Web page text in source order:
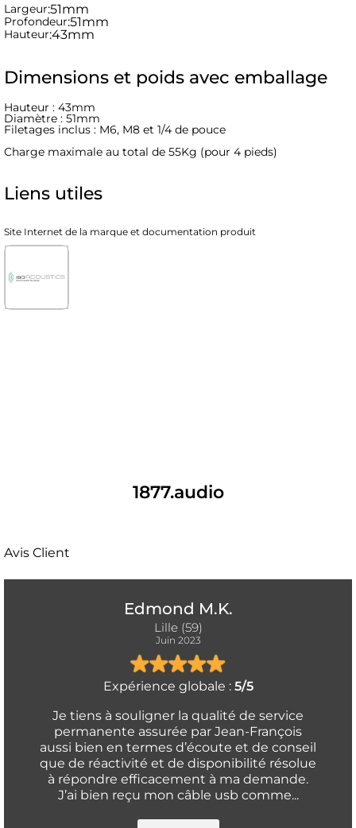
Largeur:51mm
Profondeur:51mm
Hauteur:43mm
Dimensions et poids avec emballage
Hauteur : 43mm
Diamètre : 51mm
Filetages inclus : M6, M8 et 1/4 de pouce
Charge maximale au total de 55Kg (pour 4 pieds)
Liens utiles
Site Internet de la marque et documentation produit
1877.audio
Avis Client
Edmond M.K.
Lille (59)
Juin 2023
Expérience globale : 5/5
Je tiens à souligner la qualité de service
permanente assurée par Jean-François
aussi bien en termes d’écoute et de conseil
que de réactivité et de disponibilité résolue
à répondre efficacement à ma demande.
J’ai bien reçu mon câble usb comme...